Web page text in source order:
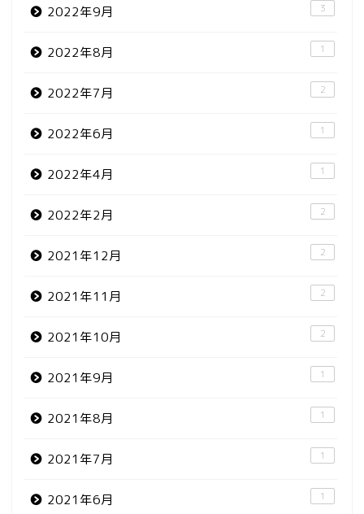
2022年9月 3
2022年8月 1
2022年7月 2
2022年6月 1
2022年4月 1
2022年2月 2
2021年12月 2
2021年11月 2
2021年10月 2
2021年9月 1
2021年8月 1
2021年7月 1
2021年6月 1